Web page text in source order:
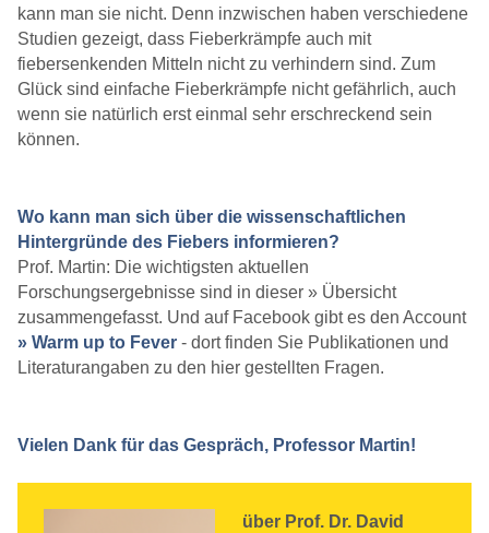
kann man sie nicht. Denn inzwischen haben verschiedene
Studien gezeigt, dass Fieberkrämpfe auch mit
fiebersenkenden Mitteln nicht zu verhindern sind. Zum
Glück sind einfache Fieberkrämpfe nicht gefährlich, auch
wenn sie natürlich erst einmal sehr erschreckend sein
können.
Wo kann man sich über die wissenschaftlichen
Hintergründe des Fiebers informieren?
Prof. Martin: Die wichtigsten aktuellen
Forschungsergebnisse sind in dieser » Übersicht
zusammengefasst. Und auf Facebook gibt es den Account
» Warm up to Fever- dort finden Sie Publikationen und
Literaturangaben zu den hier gestellten Fragen.
Vielen Dank für das Gespräch, Professor Martin!
über Prof. Dr. David